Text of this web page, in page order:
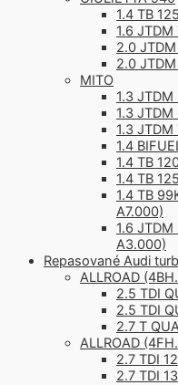
1.4 TB
1.6
2.0
2.0
MITO
1.3
1.3
1.3
1.4
1.4 TB
1.4 TB
1.4 TB
A7.000)
1.6
A3.000)
Repasované Audi
ALLROAD
2.5 TDI
2.5 TDI
2.7 T
ALLROAD
2.7 TDI
2.7 TDI